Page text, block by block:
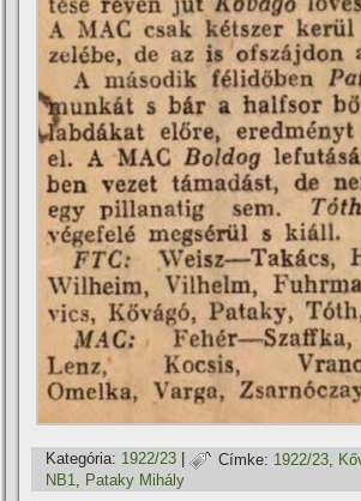
Kategória: 1922/23 | Címke: 1922/23
NB1, Pataky Mihály